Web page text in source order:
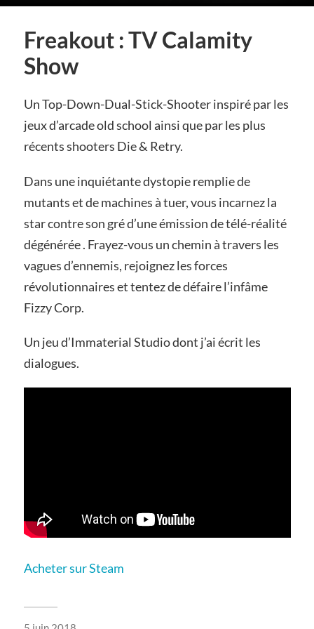
Freakout : TV Calamity
Show
Un Top-Down-Dual-Stick-Shooter inspiré par les
jeux d’arcade old school ainsi que par les plus
récents shooters Die & Retry.
Dans une inquiétante dystopie remplie de
mutants et de machines à tuer, vous incarnez la
star contre son gré d’une émission de télé-réalité
dégénérée . Frayez-vous un chemin à travers les
vagues d’ennemis, rejoignez les forces
révolutionnaires et tentez de défaire l’infâme
Fizzy Corp.
Un jeu d’Immaterial Studio dont j’ai écrit les
dialogues.
Acheter sur Steam